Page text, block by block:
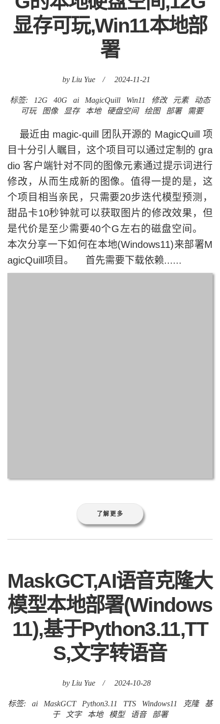
显存可玩,Win11本地部
署
by Liu Yue / 2024-11-21
标签: 12G 40G ai MagicQuill Win11 修改 元素
动态
可玩
图像 显存 本地 硬盘空间 绘图 部署 需要
最近由 magic-quill 团队开源的 MagicQuill 项
目十分引人瞩目，这个项目可以通过定制的 gra
dio 客户端针对不同的图像元素通过提示词进行
修改，从而生成新的图像。值得一提的是，这
个项目相当亲民，只需要20步迭代模型预测，
甜品卡10秒钟就可以获取图片的修改效果，但
是代价是至少需要40个G左右的磁盘空间。
本次分享一下如何在本地(Windows11)来部署M
agicQuill项目。 首先需要下载依赖......
了解更多
MaskGCT,AI语音克隆大
模型本地部署(Windows
11),基于Python3.11,TT
S,文字转语音
by Liu Yue / 2024-10-28
标签: ai MaskGCT Python3.11 TTS Windows11 克隆
基
于
文字 本地 模型 语音 部署